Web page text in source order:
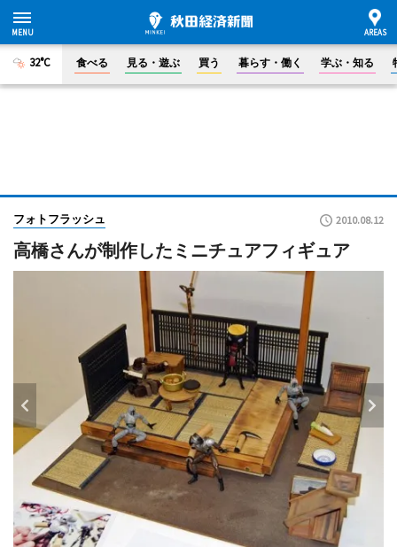
32°C 食べる 見る・遊ぶ 買う 暮らす・働く 学ぶ・知る
フォトフラッシュ 2010.08.12
高橋さんが制作したミニチュアフィギュア